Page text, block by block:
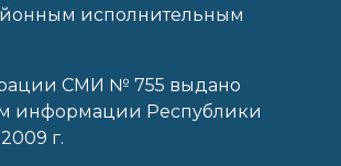
исполнительным
СМИ № 755 выдано
информации Республики
г.